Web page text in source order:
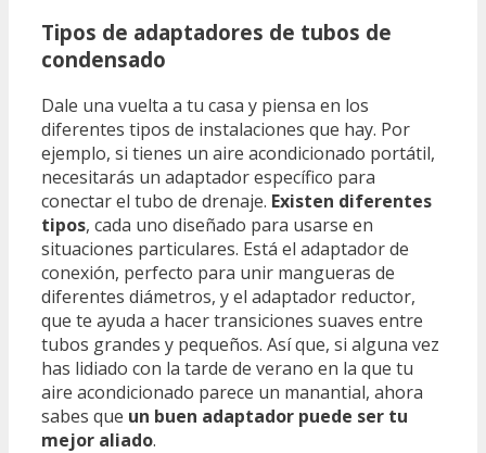
Tipos de adaptadores de tubos de
condensado
Dale una vuelta a tu casa y piensa en los
diferentes tipos de instalaciones que hay. Por
ejemplo, si tienes un aire acondicionado portátil,
necesitarás un adaptador específico para
conectar el tubo de drenaje. Existen diferentes
tipos, cada uno diseñado para usarse en
situaciones particulares. Está el adaptador de
conexión, perfecto para unir mangueras de
diferentes diámetros, y el adaptador reductor,
que te ayuda a hacer transiciones suaves entre
tubos grandes y pequeños. Así que, si alguna vez
has lidiado con la tarde de verano en la que tu
aire acondicionado parece un manantial, ahora
sabes que un buen adaptador puede ser tu
mejor aliado.